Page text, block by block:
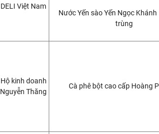
DELI Việt Nam
Nước Yến sào Yến Ngọc
trùng
Hộ kinh doanh
Nguyễn Thăng
Cà phê bột cao cấp Hoàng